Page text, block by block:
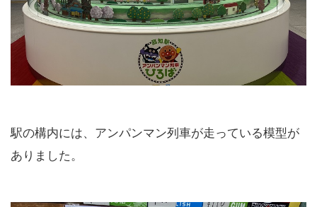
駅の構内には、アンパンマン列車が走っている模型が
ありました。